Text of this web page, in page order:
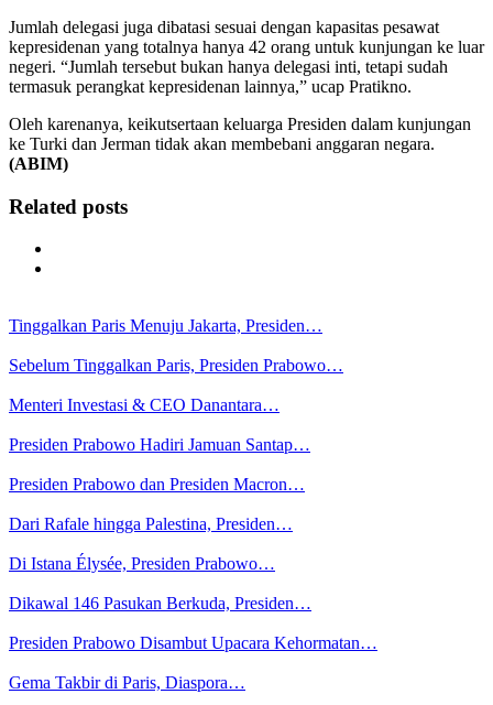
Jumlah delegasi juga dibatasi sesuai dengan kapasitas pesawat
kepresidenan yang totalnya hanya 42 orang untuk kunjungan ke luar
negeri. “Jumlah tersebut bukan hanya delegasi inti, tetapi sudah
termasuk perangkat kepresidenan lainnya,” ucap Pratikno.
Oleh karenanya, keikutsertaan keluarga Presiden dalam kunjungan
ke Turki dan Jerman tidak akan membebani anggaran negara.
(ABIM)
Related posts
Tinggalkan Paris Menuju Jakarta, Presiden…
Sebelum Tinggalkan Paris, Presiden Prabowo…
Menteri Investasi & CEO Danantara…
Presiden Prabowo Hadiri Jamuan Santap…
Presiden Prabowo dan Presiden Macron…
Dari Rafale hingga Palestina, Presiden…
Di Istana Élysée, Presiden Prabowo…
Dikawal 146 Pasukan Berkuda, Presiden…
Presiden Prabowo Disambut Upacara Kehormatan…
Gema Takbir di Paris, Diaspora…